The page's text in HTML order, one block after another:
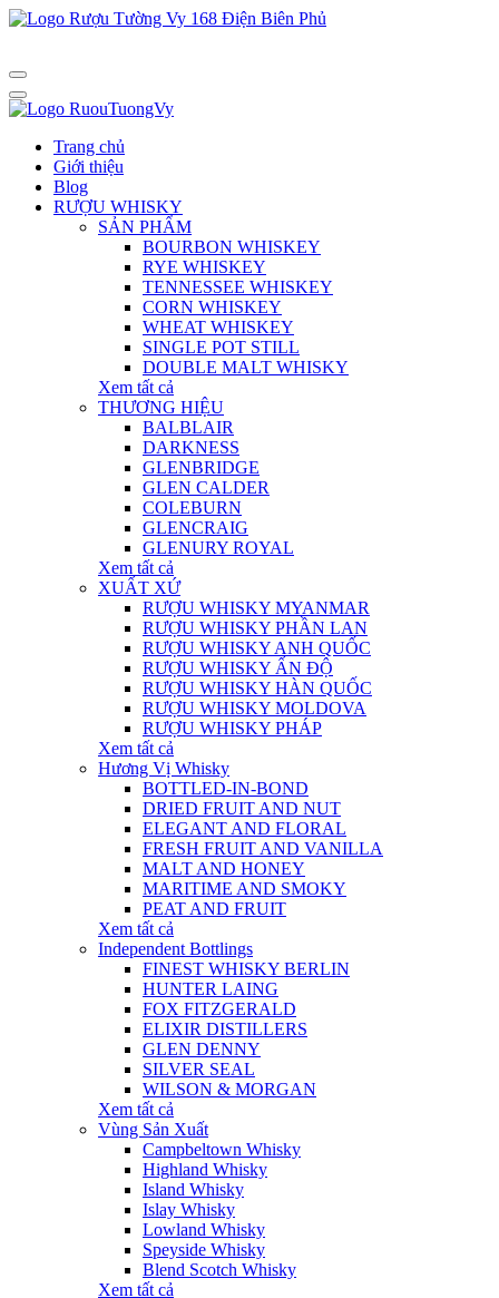
Trang chủ
Giới thiệu
Blog
RƯỢU WHISKY
SẢN PHẨM
BOURBON WHISKEY
RYE WHISKEY
TENNESSEE WHISKEY
CORN WHISKEY
WHEAT WHISKEY
SINGLE POT STILL
DOUBLE MALT WHISKY
Xem tất cả
THƯƠNG HIỆU
BALBLAIR
DARKNESS
GLENBRIDGE
GLEN CALDER
COLEBURN
GLENCRAIG
GLENURY ROYAL
Xem tất cả
XUẤT XỨ
RƯỢU WHISKY MYANMAR
RƯỢU WHISKY PHẦN LAN
RƯỢU WHISKY ANH QUỐC
RƯỢU WHISKY ẤN ĐỘ
RƯỢU WHISKY HÀN QUỐC
RƯỢU WHISKY MOLDOVA
RƯỢU WHISKY PHÁP
Xem tất cả
Hương Vị Whisky
BOTTLED-IN-BOND
DRIED FRUIT AND NUT
ELEGANT AND FLORAL
FRESH FRUIT AND VANILLA
MALT AND HONEY
MARITIME AND SMOKY
PEAT AND FRUIT
Xem tất cả
Independent Bottlings
FINEST WHISKY BERLIN
HUNTER LAING
FOX FITZGERALD
ELIXIR DISTILLERS
GLEN DENNY
SILVER SEAL
WILSON & MORGAN
Xem tất cả
Vùng Sản Xuất
Campbeltown Whisky
Highland Whisky
Island Whisky
Islay Whisky
Lowland Whisky
Speyside Whisky
Blend Scotch Whisky
Xem tất cả